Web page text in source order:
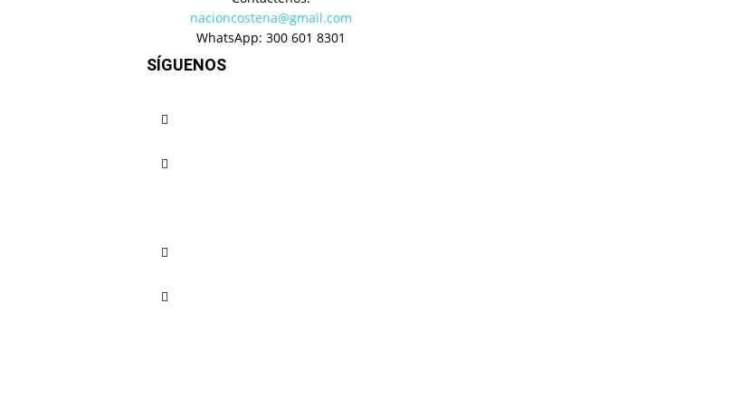
nacioncostena@gmail.com
WhatsApp: 300 601 8301
SÍGUENOS